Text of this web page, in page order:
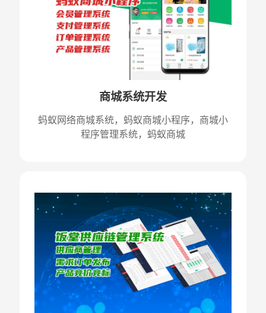
商城系统开发
蚂蚁网络商城系统，蚂蚁商城小程序，商城小
程序管理系统，蚂蚁商城